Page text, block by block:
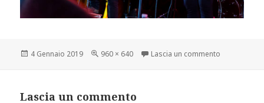
Scritto
4 Gennaio 2019
Dimensione
960 × 640 Lascia un commento
Lascia un commento